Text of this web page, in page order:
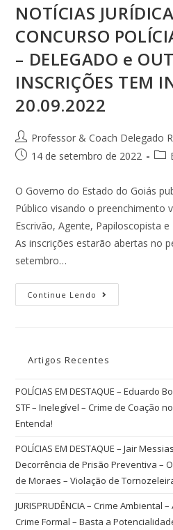
NOTÍCIAS
CONCURSO
– DELEGADO e
INSCRIÇÕES TEM
20.09.2022
Professor & Coach Delegado
14 de setembro de 2022
O Governo do Estado do Goiás
Público visando o preenchimento
Escrivão, Agente, Papiloscopista e
As inscrições estarão abertas no
setembro…
Continue Lendo
Artigos Recentes
POLÍCIAS EM DESTAQUE – Eduardo
STF – Inelegível – Crime de Coação
Entenda!
POLÍCIAS EM DESTAQUE – Jair
Decorrência de Prisão Preventiva –
de Moraes – Violação de
JURISPRUDÊNCIA – Crime Ambiental
Crime Formal – Basta a